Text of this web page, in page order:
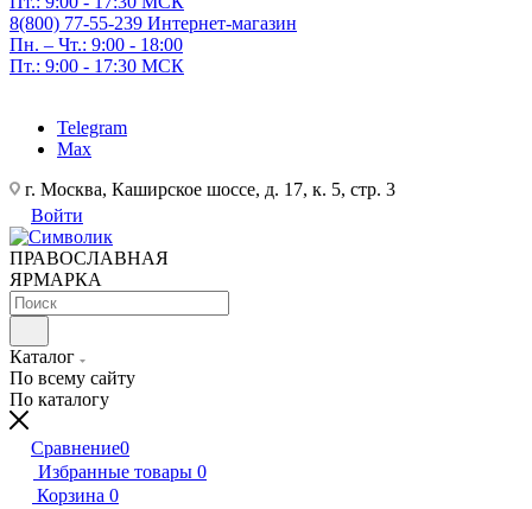
8(800) 77-55-239 Интернет-магазин
Пн. – Чт.: 9:00 - 18:00
Пт.: 9:00 - 17:30 МСК
Telegram
Max
г. Москва, Каширское шоссе, д. 17, к. 5, стр. 3
Войти
ПРАВОСЛАВНАЯ
ЯРМАРКА
Каталог
По всему сайту
По каталогу
Сравнение0
Избранные товары 0
Корзина 0